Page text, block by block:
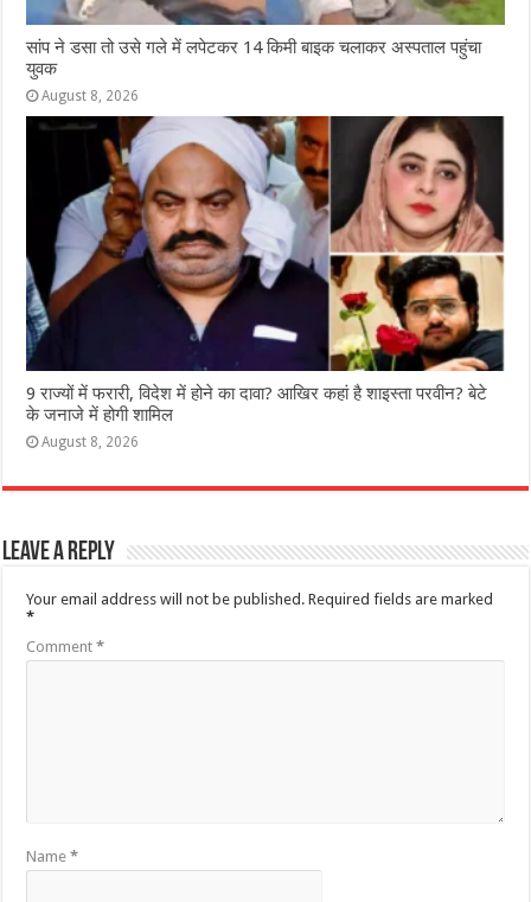
सांप ने डसा तो उसे गले में लपेटकर 14 किमी बाइक चलाकर अस्पताल पहुंचा
युवक
August 8, 2026
9 राज्‍यों में फरारी, व‍िदेश में होने का दावा? आख‍िर कहां है शाइस्‍ता परवीन? बेटे
के जनाजे में होगी शामिल
August 8, 2026
Leave a Reply
Your email address will not be published. Required fields are marked
*
Comment*
Name*